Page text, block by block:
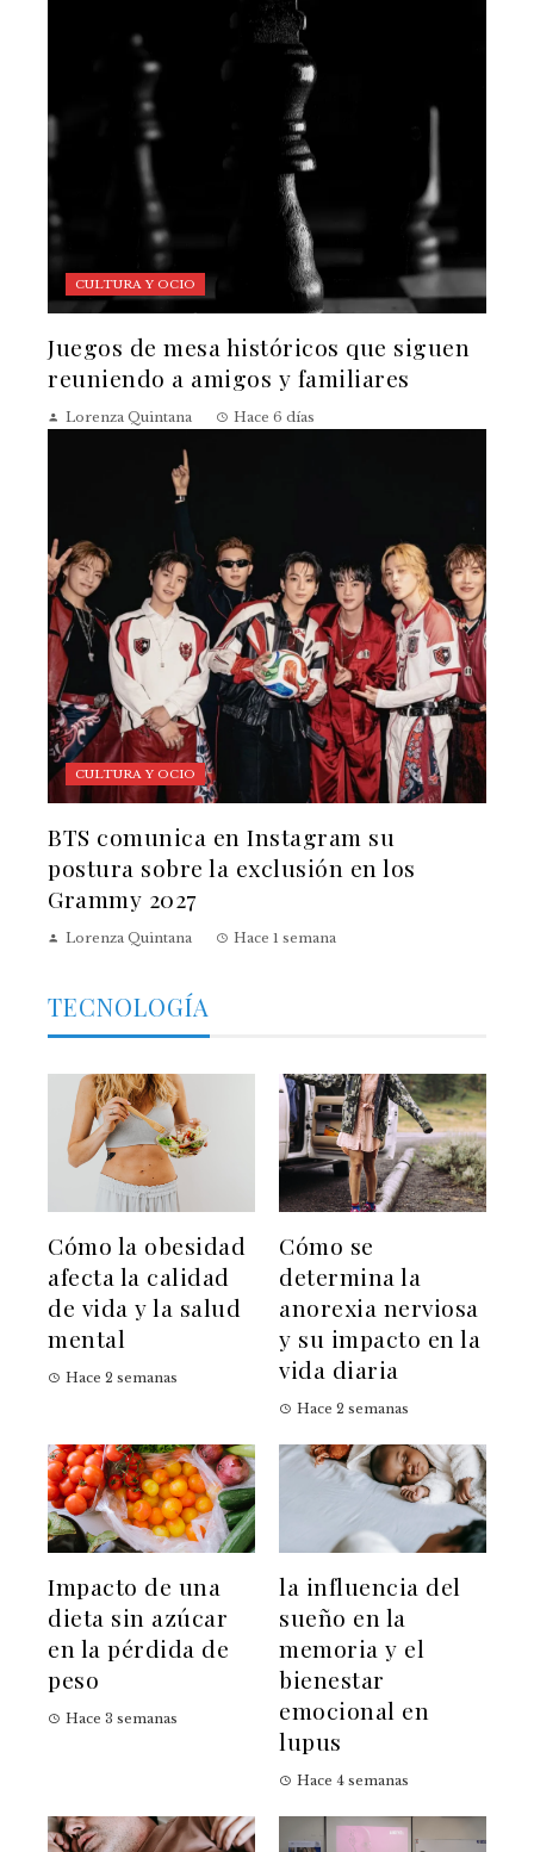
CULTURA Y OCIO
Juegos de mesa históricos que siguen
reuniendo a amigos y familiares
Lorenza Quintana Hace 6 días
CULTURA Y OCIO
BTS comunica en Instagram su
postura sobre la exclusión en los
Grammy 2027
Lorenza Quintana Hace 1 semana
TECNOLOGÍA
Cómo la obesidad
afecta la calidad
de vida y la salud
mental
Hace 2 semanas
Cómo se
determina la
anorexia nerviosa
y su impacto en la
vida diaria
Hace 2 semanas
Impacto de una
dieta sin azúcar
en la pérdida de
peso
Hace 3 semanas
la influencia del
sueño en la
memoria y el
bienestar
emocional en
lupus
Hace 4 semanas